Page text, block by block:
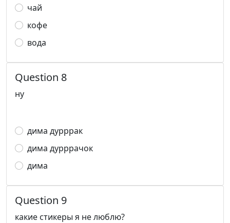
чай
кофе
вода
Question 8
ну
дима дурррак
дима дурррачок
дима
Question 9
какие стикеры я не люблю?